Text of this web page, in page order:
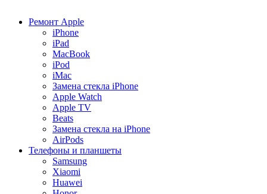
Ремонт Apple
iPhone
iPad
MacBook
iPod
iMac
Замена стекла iPhone
Apple Watch
Apple TV
Beats
Замена стекла на iPhone
AirPods
Телефоны и планшеты
Samsung
Xiaomi
Huawei